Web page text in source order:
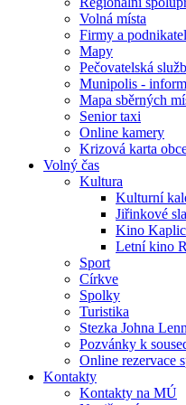
Volná místa
Firmy a
Mapy
Pečovatelská
Munipolis -
Mapa sběrných
Senior taxi
Online kamery
Krizová karta
Volný čas
Kultura
Kulturní
Jiřinkové
Kino
Letní kino
Sport
Církve
Spolky
Turistika
Stezka Johna
Pozvánky k
Online rezervace
Kontakty
Kontakty na MÚ